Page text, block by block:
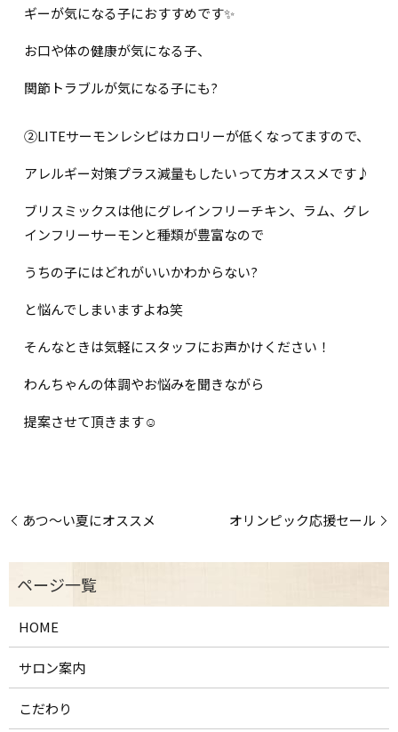
ギーが気になる子におすすめです✨
お口や体の健康が気になる子、
関節トラブルが気になる子にも?
②LITEサーモンレシピはカロリーが低くなってますので、
アレルギー対策プラス減量もしたいって方オススメです♪
ブリスミックスは他にグレインフリーチキン、ラム、グレ
インフリーサーモンと種類が豊富なので
うちの子にはどれがいいかわからない?
と悩んでしまいますよね笑
そんなときは気軽にスタッフにお声かけください！
わんちゃんの体調やお悩みを聞きながら
提案させて頂きます☺️
あつ〜い夏にオススメ オリンピック応援セール
HOME
サロン案内
こだわり